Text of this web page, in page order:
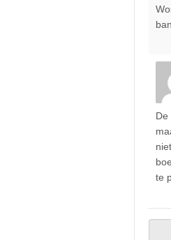
De
te